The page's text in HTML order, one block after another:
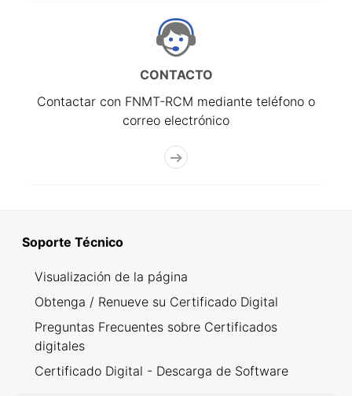
CONTACTO
Contactar con FNMT-RCM mediante teléfono o
correo electrónico
Soporte Técnico
Visualización de la página
Obtenga / Renueve su Certificado Digital
Preguntas Frecuentes sobre Certificados
digitales
Certificado Digital - Descarga de Software